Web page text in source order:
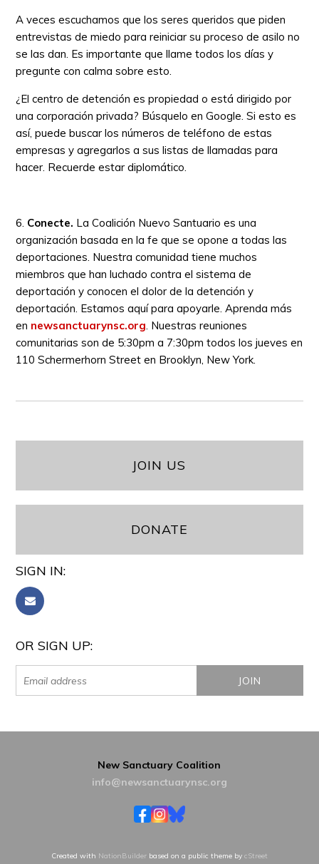
A veces escuchamos que los seres queridos que piden
entrevistas de miedo para reiniciar su proceso de asilo no
se las dan. Es importante que llame todos los días y
pregunte con calma sobre esto.
¿El centro de detención es propiedad o está dirigido por
una corporación privada? Búsquelo en Google. Si esto es
así, puede buscar los números de teléfono de estas
empresas y agregarlos a sus listas de llamadas para
hacer. Recuerde estar diplomático.
6. Conecte. La Coalición Nuevo Santuario es una
organización basada en la fe que se opone a todas las
deportaciones. Nuestra comunidad tiene muchos
miembros que han luchado contra el sistema de
deportación y conocen el dolor de la detención y
deportación. Estamos aquí para apoyarle. Aprenda más
en newsanctuarynsc.org. Nuestras reuniones
comunitarias son de 5:30pm a 7:30pm todos los jueves en
110 Schermerhorn Street en Brooklyn, New York.
JOIN US
DONATE
SIGN IN:
OR SIGN UP:
New Sanctuary Coalition
info@newsanctuarynsc.org
Created with NationBuilderbased on a public theme by cStreet